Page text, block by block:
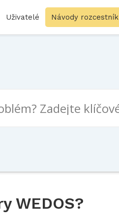
Uživatelé Návody rozcestník
WEDOS?